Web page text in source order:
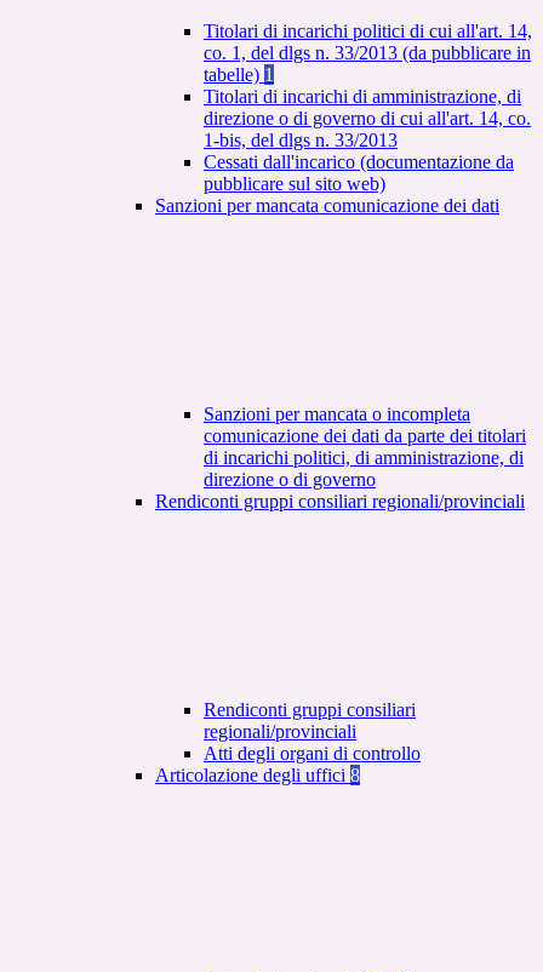
Titolari di incarichi politici di cui all'art. 14,
co. 1, del dlgs n. 33/2013 (da pubblicare in
tabelle) 1
Titolari di incarichi di amministrazione, di
direzione o di governo di cui all'art. 14, co.
1-bis, del dlgs n. 33/2013
Cessati dall'incarico (documentazione da
pubblicare sul sito web)
Sanzioni per mancata comunicazione dei dati
Sanzioni per mancata o incompleta
comunicazione dei dati da parte dei titolari
di incarichi politici, di amministrazione, di
direzione o di governo
Rendiconti gruppi consiliari regionali/provinciali
Rendiconti gruppi consiliari
regionali/provinciali
Atti degli organi di controllo
Articolazione degli uffici 8